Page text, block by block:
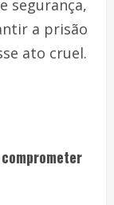
segurança,
a prisão
ato cruel.